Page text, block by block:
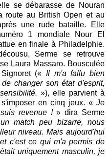
se débarasse de Nouran
route au British Open et au
une rude bataille. Elle
1 mondiale Nour El
en finale à Philadelphie.
Serme se retrouve
Laura Massaro. Bousculée
(« Il m'a fallu bien
changer son état d'esprit,
»), elle parvient à
en cinq jeux. « Je
revenue !» dira Serme
match peu bizarre, nous
niveau. Mais aujourd'hui
c'est ce qui m'a permis de
uniquement masculin, je